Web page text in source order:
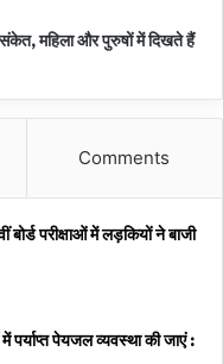
महिला और पुरुषों में दिखते हैं
Comments
परीक्षाओं में लड़कियों ने बाजी
पर्याप्त पेयजल व्यवस्था की जाएं :